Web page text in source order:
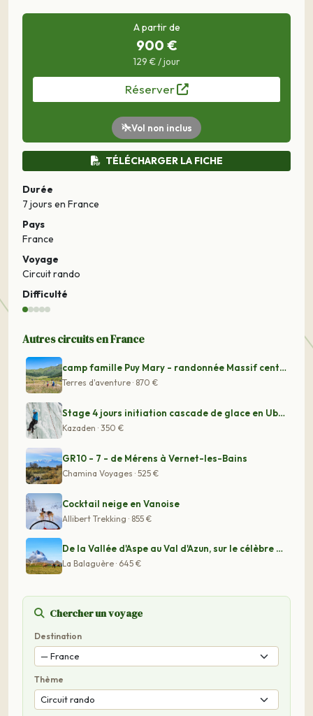
A partir de
900 €
129 € / jour
Réserver
Vol non inclus
TÉLÉCHARGER LA FICHE
Durée
7 jours en France
Pays
France
Voyage
Circuit rando
Difficulté
Autres circuits en France
camp famille Puy Mary - randonnée Massif central - mult
Terres d'aventure · 870 €
Stage 4 jours initiation cascade de glace en Ubaye
Kazaden · 350 €
GR10 - 7 - de Mérens à Vernet-les-Bains
Chamina Voyages · 525 €
Cocktail neige en Vanoise
Allibert Trekking · 855 €
De la Vallée d'Aspe au Val d'Azun, sur le célèbre GR10
La Balaguère · 645 €
Chercher un voyage
Destination
Thème